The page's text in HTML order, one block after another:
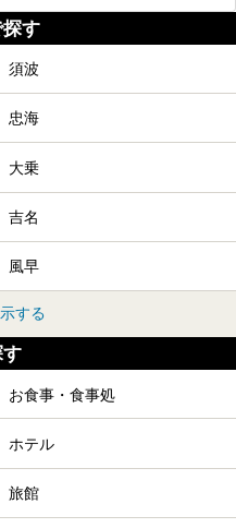
す
須波
忠海
大乗
吉名
風早
する
お食事・食事処
ホテル
旅館